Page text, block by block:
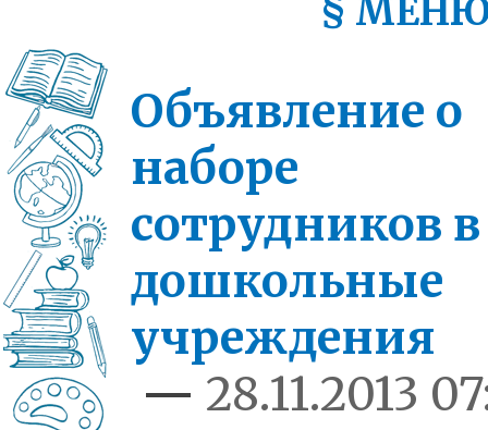
§
Объявление о
наборе
сотрудников в
дошкольные
учреждения
— 28.11.2013